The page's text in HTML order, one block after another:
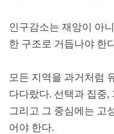
인구감소는 재앙이 아
한 구조로 거듭나야 한
모든 지역을 과거처럼
다다랐다. 선택과 집중,
그리고 그 중심에는 고
어야 한다.